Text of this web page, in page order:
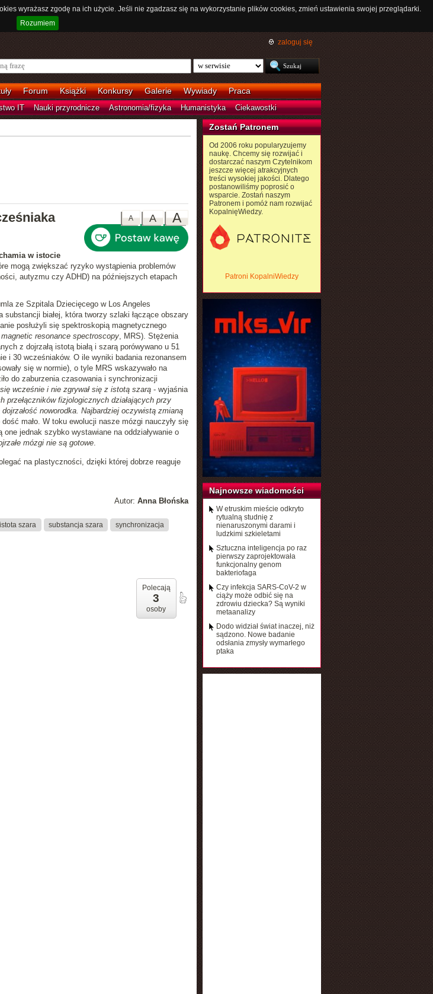
wyrażasz zgodę na ich użycie. Jeśli nie zgadzasz się na wykorzystanie plików cookies, zmień ustawienia swojej przeglądarki.
Rozumiem
zaloguj się
Forum Książki Konkursy Galerie Wywiady Praca
IT Nauki przyrodnicze Astronomia/fizyka Humanistyka Ciekawostki
A
A
A
w istocie
mogą zwiększać ryzyko wystąpienia problemów
autyzmu czy ADHD) na późniejszych etapach
ze Szpitala Dziecięcego w Los Angeles
substancji białej, która tworzy szlaki łączące obszary
posłużyli się spektroskopią magnetycznego
magnetic resonance spectroscopy, MRS). Stężenia
z dojrzałą istotą białą i szarą porówywano u 51
i 30 wcześniaków. O ile wyniki badania rezonansem
się w normie), o tyle MRS wskazywało na
do zaburzenia czasowania i synchronizacji
wcześnie i nie zgrywał się z istotą szarą- wyjaśnia
przełączników fizjologicznych działających przy
noworodka. Najbardziej oczywistą zmianą
mało. W toku ewolucji nasze mózgi nauczyły się
jednak szybko wystawiane na oddziaływanie o
mózgi nie są gotowe.
na plastyczności, dzięki której dobrze reaguje
Autor: Anna Błońska
istota szara substancja szara synchronizacja
Polecają
3
osoby
Zostań Patronem
Od 2006 roku popularyzujemy
naukę. Chcemy się rozwijać i
dostarczać naszym Czytelnikom
jeszcze więcej atrakcyjnych
treści wysokiej jakości. Dlatego
postanowiliśmy poprosić o
wsparcie. Zostań naszym
Patronem i pomóż nam rozwijać
KopalnięWiedzy.
Patroni KopalniWiedzy
Najnowsze wiadomości
W etruskim mieście odkryto
rytualną studnię z
nienaruszonymi darami i
ludzkimi szkieletami
Sztuczna inteligencja po raz
pierwszy zaprojektowała
funkcjonalny genom
bakteriofaga
Czy infekcja SARS-CoV-2 w
ciąży może odbić się na
zdrowiu dziecka? Są wyniki
metaanalizy
Dodo widział świat inaczej, niż
sądzono. Nowe badanie
odsłania zmysły wymarłego
ptaka